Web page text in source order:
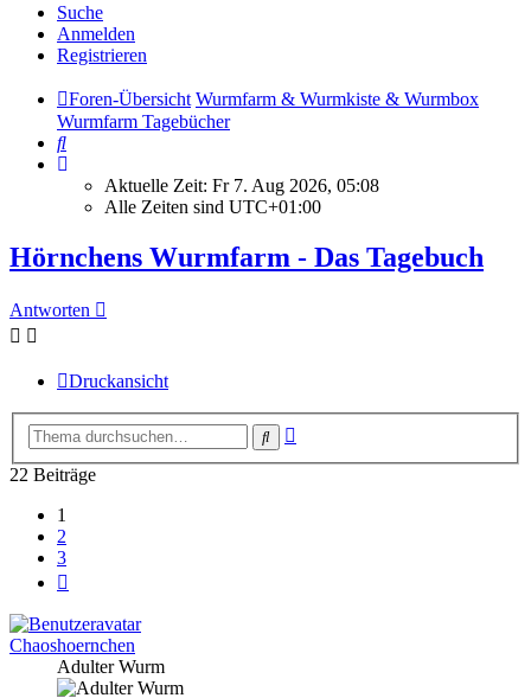
Suche
Anmelden
Registrieren
Foren-Übersicht Wurmfarm & Wurmkiste & Wurmbox
Wurmfarm Tagebücher
Suche
Aktuelle Zeit: Fr 7. Aug 2026, 05:08
Alle Zeiten sind UTC+01:00
Hörnchens Wurmfarm - Das Tagebuch
Antworten
Druckansicht
Suche
22 Beiträge
1
2
3
Chaoshoernchen
Adulter Wurm